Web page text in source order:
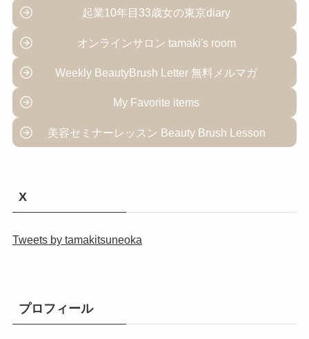
起業10年目33歳女の東京diary
オンラインサロン tamaki's room
Weekly BeautyBrush Letter 無料メルマガ
My Favorite items
美容セミナーレッスン Beauty Brush Lesson
X
Tweets by tamakitsuneoka
プロフィール